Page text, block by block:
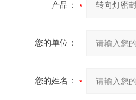
产品：
您的单位：
您的姓名：